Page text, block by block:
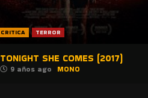
CRITICA TERROR
TONIGHT SHE COMES (2017)
9 años ago MONO